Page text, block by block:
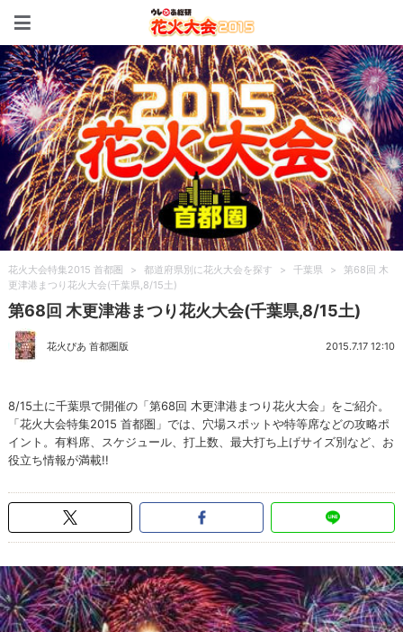
花火大会特集2015 首都圏 > 都道府県別に花火大会を探す > 千葉県 >
第68回 木
更津港まつり花火大会(千葉県,8/15土)
第68回 木更津港まつり花火大会(千葉県,8/15土)
花火ぴあ 首都圏版 2015.7.17 12:10
8/15土に千葉県で開催の「第68回 木更津港まつり花火大会」をご紹介。
「花火大会特集2015 首都圏」では、穴場スポットや特等席などの攻略ポ
イント。有料席、スケジュール、打上数、最大打ち上げサイズ別など、お
役立ち情報が満載!!